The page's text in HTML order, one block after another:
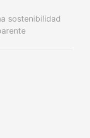
sostenibilidad